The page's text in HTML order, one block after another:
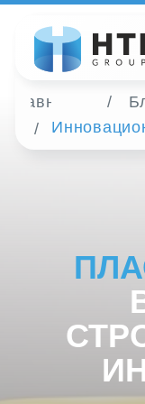
ПН
Главная /
Поиск